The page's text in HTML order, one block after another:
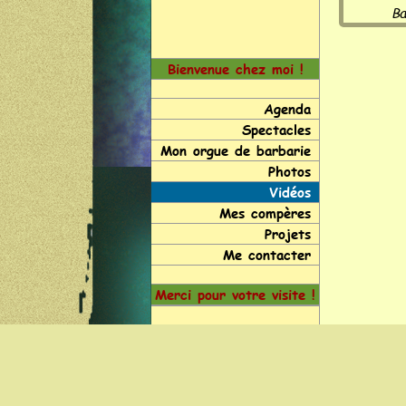
Bienvenue chez moi !
Agenda
Spectacles
Mon orgue de barbarie
Photos
Vidéos
Mes compères
Projets
Me contacter
Merci pour votre visite !